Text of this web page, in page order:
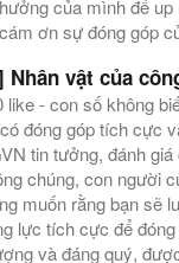
của mình để
ơn sự đóng góp
Nhân vật của
like - con số không
đóng góp tích cực
tin tưởng, đánh
chúng, con người
muốn rằng bạn sẽ
lực tích cực để
và đáng quý,